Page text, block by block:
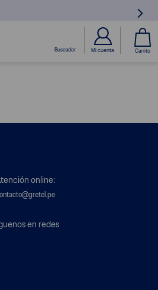
online:
en redes